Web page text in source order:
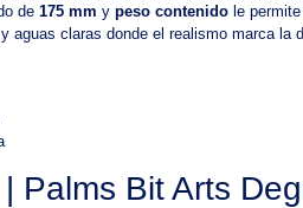
de 175 mm y peso contenido le
aguas claras donde el realismo marca la
Palms Bit Arts